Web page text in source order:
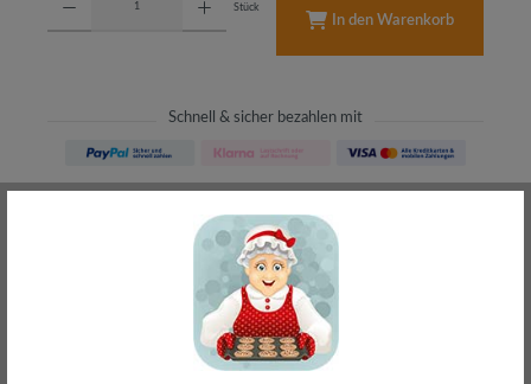
Stück
In den Warenkorb
Schnell & sicher bezahlen mit
meist direkt aus Waiblingen
30 Tage Rückgaberecht
ohne Risiko bestellen
– Frag den Profi!
kostenlos und persönlich
Über 20+ Jahre Erfahrung